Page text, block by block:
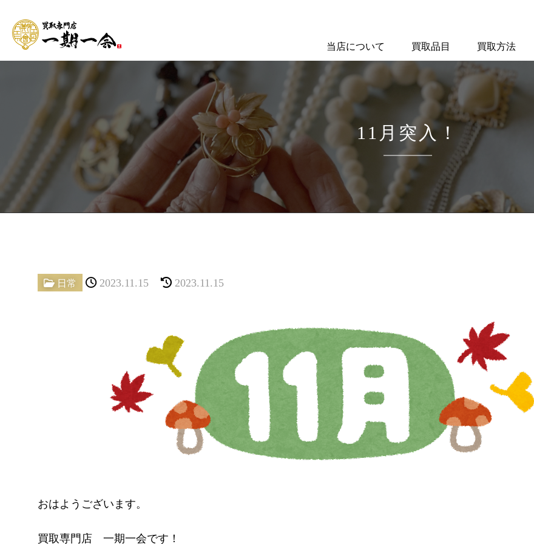
当店について 買取品目 買取方法
11月突入！
日常 2023.11.15 2023.11.15
おはようございます。
買取専門店 一期一会です！